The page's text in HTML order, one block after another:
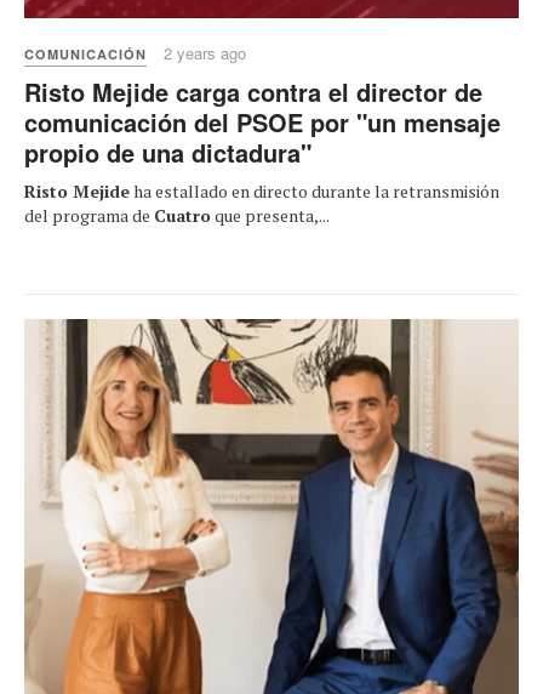
COMUNICACIÓN 2 years ago
Risto Mejide carga contra el director de
comunicación del PSOE por "un mensaje
propio de una dictadura"
Risto Mejideha estallado en directo durante la retransmisión
del programa de Cuatroque presenta,...